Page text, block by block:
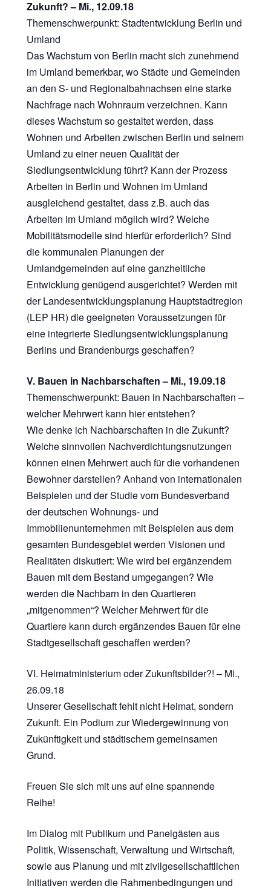
Zukunft? – Mi., 12.09.18
Themenschwerpunkt: Stadtentwicklung Berlin und
Umland
Das Wachstum von Berlin macht sich zunehmend
im Umland bemerkbar, wo Städte und Gemeinden
an den S- und Regionalbahnachsen eine starke
Nachfrage nach Wohnraum verzeichnen. Kann
dieses Wachstum so gestaltet werden, dass
Wohnen und Arbeiten zwischen Berlin und seinem
Umland zu einer neuen Qualität der
Siedlungsentwicklung führt? Kann der Prozess
Arbeiten in Berlin und Wohnen im Umland
ausgleichend gestaltet, dass z.B. auch das
Arbeiten im Umland möglich wird? Welche
Mobilitätsmodelle sind hierfür erforderlich? Sind
die kommunalen Planungen der
Umlandgemeinden auf eine ganzheitliche
Entwicklung genügend ausgerichtet? Werden mit
der Landesentwicklungsplanung Hauptstadtregion
(LEP HR) die geeigneten Voraussetzungen für
eine integrierte Siedlungsentwicklungsplanung
Berlins und Brandenburgs geschaffen?
V. Bauen in Nachbarschaften – Mi., 19.09.18
Themenschwerpunkt: Bauen in Nachbarschaften –
welcher Mehrwert kann hier entstehen?
Wie denke ich Nachbarschaften in die Zukunft?
Welche sinnvollen Nachverdichtungsnutzungen
können einen Mehrwert auch für die vorhandenen
Bewohner darstellen? Anhand von internationalen
Beispielen und der Studie vom Bundesverband
der deutschen Wohnungs- und
Immobilienunternehmen mit Beispielen aus dem
gesamten Bundesgebiet werden Visionen und
Realitäten diskutiert: Wie wird bei ergänzendem
Bauen mit dem Bestand umgegangen? Wie
werden die Nachbarn in den Quartieren
„mitgenommen“? Welcher Mehrwert für die
Quartiere kann durch ergänzendes Bauen für eine
Stadtgesellschaft geschaffen werden?
VI. Heimatministerium oder Zukunftsbilder?! – Mi.,
26.09.18
Unserer Gesellschaft fehlt nicht Heimat, sondern
Zukunft. Ein Podium zur Wiedergewinnung von
Zukünftigkeit und städtischem gemeinsamen
Grund.
Freuen Sie sich mit uns auf eine spannende
Reihe!
Im Dialog mit Publikum und Panelgästen aus
Politik, Wissenschaft, Verwaltung und Wirtschaft,
sowie aus Planung und mit zivilgesellschaftlichen
Initiativen werden die Rahmenbedingungen und